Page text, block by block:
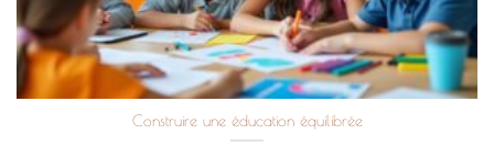
Construire une éducation équilibrée